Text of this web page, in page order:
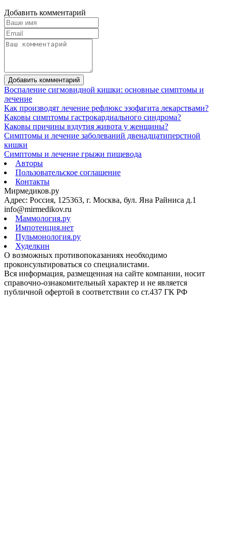
Добавить комментарий
Добавить комментарий
Воспаление сигмовидной кишки: основные симптомы и
лечение
Как производят лечение рефлюкс эзофагита лекарствами?
Каковы симптомы гастрокардиального синдрома?
Каковы причины вздутия живота у женщины?
Симптомы и лечение заболеваний двенадцатиперстной
кишки
Симптомы и лечение грыжи пищевода
Авторы
Пользовательское соглашение
Контакты
Мирмедиков.ру
Адрес: Россия, 125363, г. Москва, бул. Яна Райниса д.1
info@mirmedikov.ru
Маммология.ру
Импотенция.нет
Пульмонология.ру
Худелкин
О возможных противопоказаниях необходимо
проконсультироваться со специалистами.
Вся информация, размещенная на сайте компании, носит
справочно-ознакомительный характер и не является
публичной офертой в соответствии со ст.437 ГК РФ